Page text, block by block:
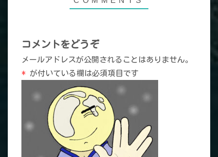
コメントをどうぞ
メールアドレスが公開されることはありません。
* が付いている欄は必須項目です